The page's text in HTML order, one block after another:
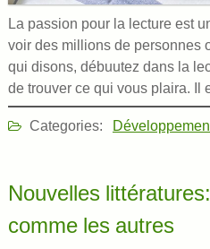
La passion pour la lecture est
voir des millions de personnes
qui disons, débuutez dans la
de trouver ce qui vous plaira. Il
Categories:
Nouvelles
comme les autres